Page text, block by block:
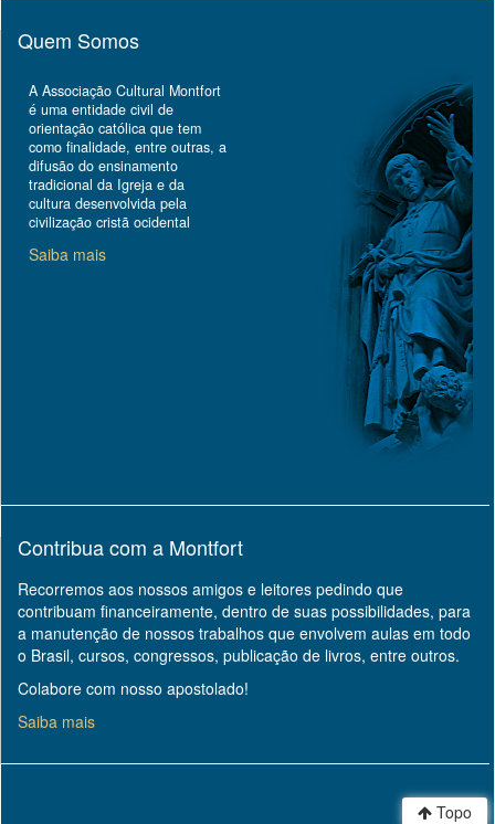
Topo
Quem Somos
A Associação Cultural Montfort
é uma entidade civil de
orientação católica que tem
como finalidade, entre outras, a
difusão do ensinamento
tradicional da Igreja e da
cultura desenvolvida pela
civilização cristã ocidental
Saiba mais
Contribua com a Montfort
Recorremos aos nossos amigos e leitores pedindo que
contribuam financeiramente, dentro de suas possibilidades, para
a manutenção de nossos trabalhos que envolvem aulas em todo
o Brasil, cursos, congressos, publicação de livros, entre outros.
Colabore com nosso apostolado!
Saiba mais